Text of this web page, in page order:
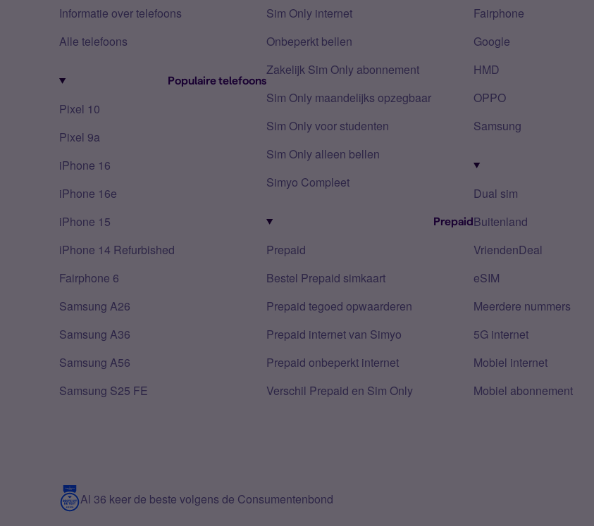
Informatie over telefoons
Alle telefoons
Populaire telefoons
Pixel 10
Pixel 9a
iPhone 16
iPhone 16e
iPhone 15
iPhone 14 Refurbished
Fairphone 6
Samsung A26
Samsung A36
Samsung A56
Samsung S25 FE
Sim Only internet
Onbeperkt bellen
Zakelijk Sim Only abonnement
Sim Only maandelijks opzegbaar
Sim Only voor studenten
Sim Only alleen bellen
Simyo Compleet
Prepaid
Prepaid
Bestel Prepaid simkaart
Prepaid tegoed opwaarderen
Prepaid internet van Simyo
Prepaid onbeperkt internet
Verschil Prepaid en Sim Only
Fairphone
Google
HMD
OPPO
Samsung
Dual sim
Buitenland
VriendenDeal
eSIM
Meerdere nummers
5G internet
Mobiel internet
Mobiel abonnement
Al 36 keer de beste volgens de Consumentenbond